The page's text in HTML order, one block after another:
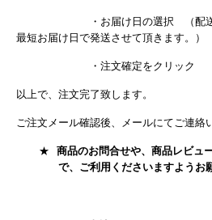
・お届け日の選択 （配送日の
最短お届け日で発送させて頂きます。）
・注文確定をクリック
以上で、注文完了致します。
ご注文メール確認後、メールにてご連絡
★
商品のお問合せや、商品レビュ
で、ご利用くださいますようお